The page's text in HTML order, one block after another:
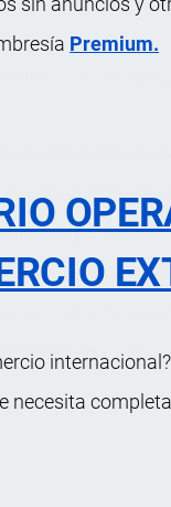
Premium.
necesita
en el
load
el flete por uso
contract/
(PA).